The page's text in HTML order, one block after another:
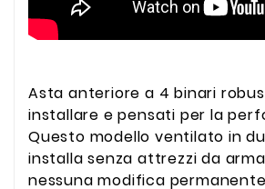
Asta anteriore a 4 binari
installare e pensati per la
Questo modello ventilato in
installa senza attrezzi da
nessuna modifica